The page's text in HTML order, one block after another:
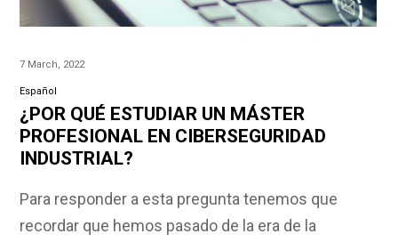
7 March, 2022
Español
¿POR QUÉ ESTUDIAR UN MÁSTER
PROFESIONAL EN CIBERSEGURIDAD
INDUSTRIAL?
Para responder a esta pregunta tenemos que
recordar que hemos pasado de la era de la